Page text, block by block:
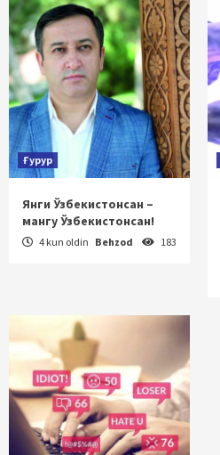
Ғурур
Янги Ўзбекистонсан –
мангу Ўзбекистонсан!
4 kun oldin Behzod 183